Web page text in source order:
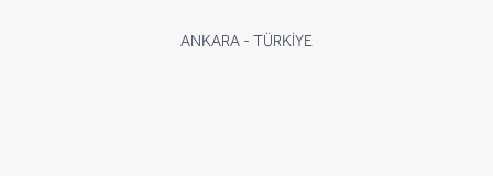
ANKARA - TÜRKİYE